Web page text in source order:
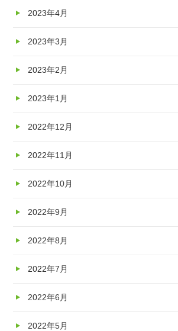
2023年4月
2023年3月
2023年2月
2023年1月
2022年12月
2022年11月
2022年10月
2022年9月
2022年8月
2022年7月
2022年6月
2022年5月